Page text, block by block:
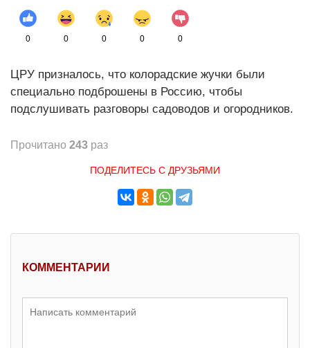
0 0 0 0 0
ЦРУ призналось, что колорадские жучки были
специально подброшены в Россию, чтобы
подслушивать разговоры садоводов и огородников.
Прочитано 243 раз
ПОДЕЛИТЕСЬ С ДРУЗЬЯМИ
КОММЕНТАРИИ